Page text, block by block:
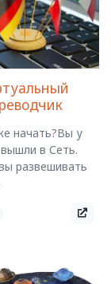
начать?Вы у
в Сеть.
развешивать